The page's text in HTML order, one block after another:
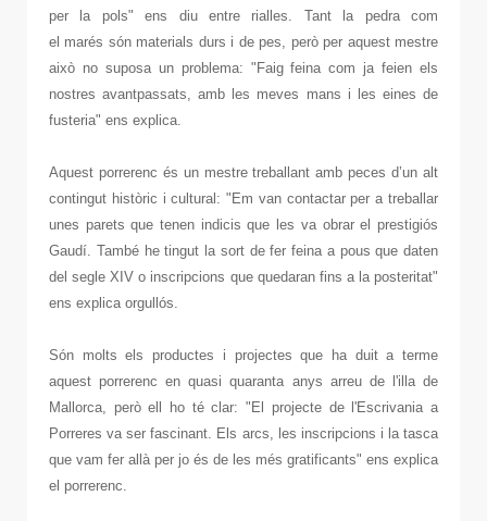
per la pols" ens diu entre rialles. Tant la pedra com
el marés són materials durs i de pes, però per aquest mestre
això no suposa un problema: "Faig feina com ja feien els
nostres avantpassats, amb les meves mans i les eines de
fusteria" ens explica.
Aquest porrerenc és un mestre treballant amb peces d’un alt
contingut històric i cultural: "Em van contactar per a treballar
unes parets que tenen indicis que les va obrar el prestigiós
Gaudí. També he tingut la sort de fer feina a pous que daten
del segle XIV o inscripcions que quedaran fins a la posteritat"
ens explica orgullós.
Són molts els productes i projectes que ha duit a terme
aquest porrerenc en quasi quaranta anys arreu de l'illa de
Mallorca, però ell ho té clar: "El projecte de l'Escrivania a
Porreres va ser fascinant. Els arcs, les inscripcions i la tasca
que vam fer allà per jo és de les més gratificants" ens explica
el porrerenc.